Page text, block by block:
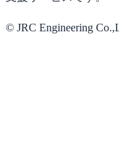
© JRC Engineering